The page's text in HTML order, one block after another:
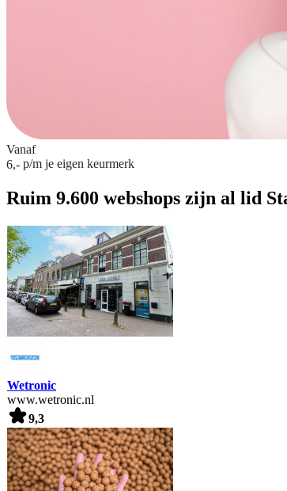
Vanaf
6,- p/m je eigen keurmerk
Ruim 9.600 webshops zijn al lid
Wetronic
www.wetronic.nl
9,3